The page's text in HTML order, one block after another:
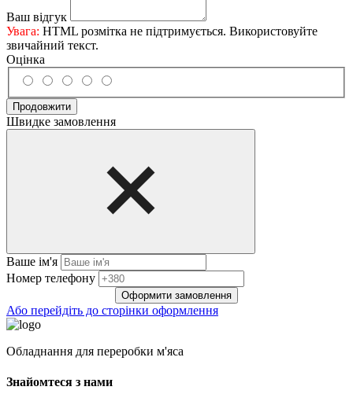
Ваш відгук
Увага: HTML розмітка не підтримується. Використовуйте
звичайний текст.
Оцінка
Продовжити
Швидке замовлення
Ваше ім'я
Нoмep тeлeфoнy
Оформити замовлення
Або перейдіть до сторінки оформлення
Обладнання для переробки м'яса
Знайомтеся з нами